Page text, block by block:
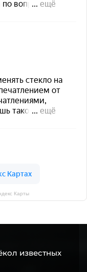
Карты
известных